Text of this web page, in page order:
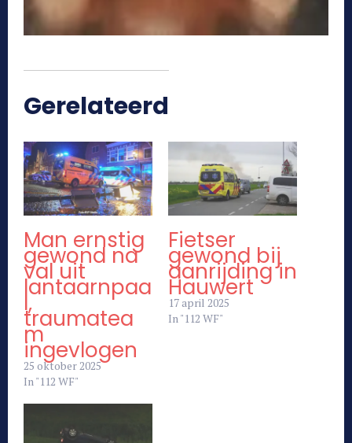
Gerelateerd
Man ernstig
gewond na
val uit
lantaarnpaa
l,
traumatea
m
ingevlogen
25 oktober 2025
In "112 WF"
Fietser
gewond bij
aanrijding in
Hauwert
17 april 2025
In "112 WF"